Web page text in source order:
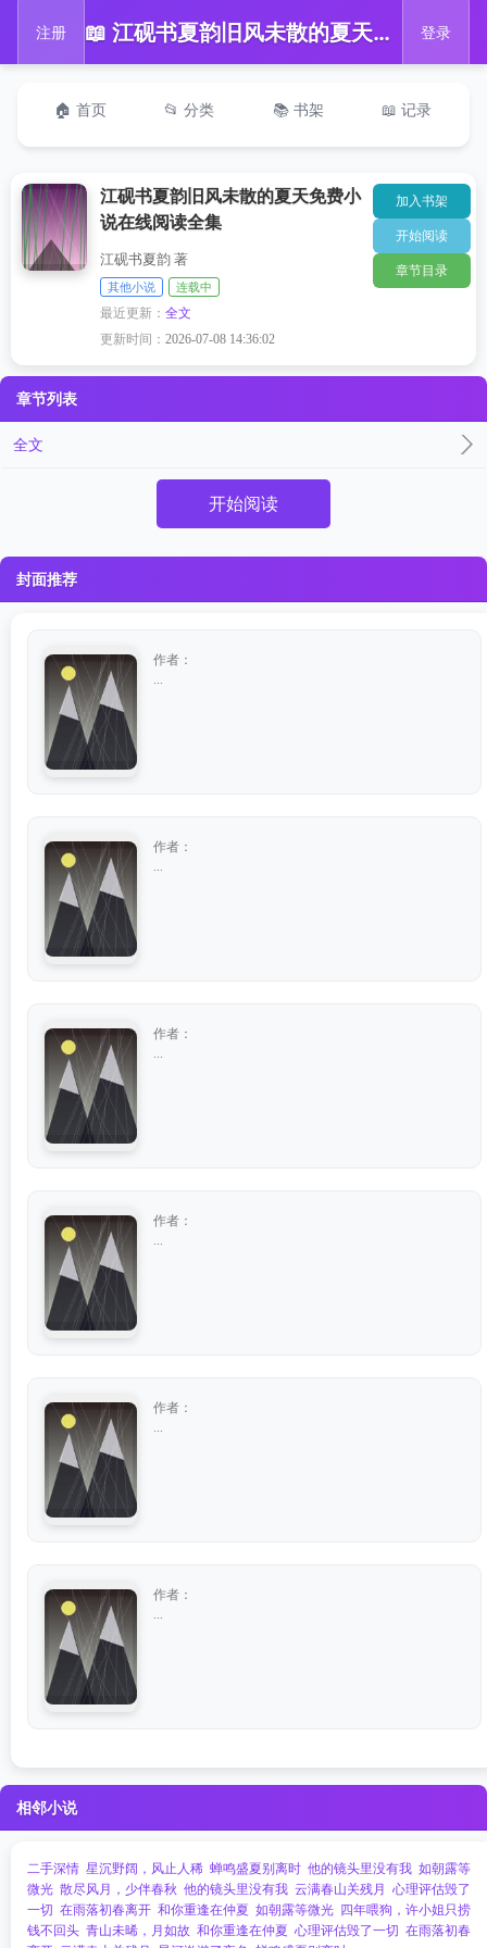
注册 📖 江砚书夏韵旧风未散的夏天免费小说在线阅读全集 登录
🏠 首页 📂 分类 📚 书架 📖 记录
江砚书夏韵旧风未散的夏天免费小
说在线阅读全集
江砚书夏韵 著
其他小说 连载中
最近更新：全文
更新时间：2026-07-08 14:36:02
加入书架
开始阅读
章节目录
章节列表
全文
开始阅读
封面推荐
作者：
作者：
作者：
作者：
作者：
作者：
相邻小说
二手深情 星沉野阔，风止人稀 蝉鸣盛夏别离时 他的镜头里没有我 如朝露等
微光 散尽风月，少伴春秋 他的镜头里没有我 云满春山关残月 心理评估毁了
一切 在雨落初春离开 和你重逢在仲夏 如朝露等微光 四年喂狗，许小姐只捞
钱不回头 青山未晞，月如故 和你重逢在仲夏 心理评估毁了一切 在雨落初春